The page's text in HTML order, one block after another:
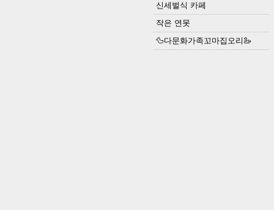
신세벌식 카페
작은 연못
🦆다문화가족꼬마집오리🦢